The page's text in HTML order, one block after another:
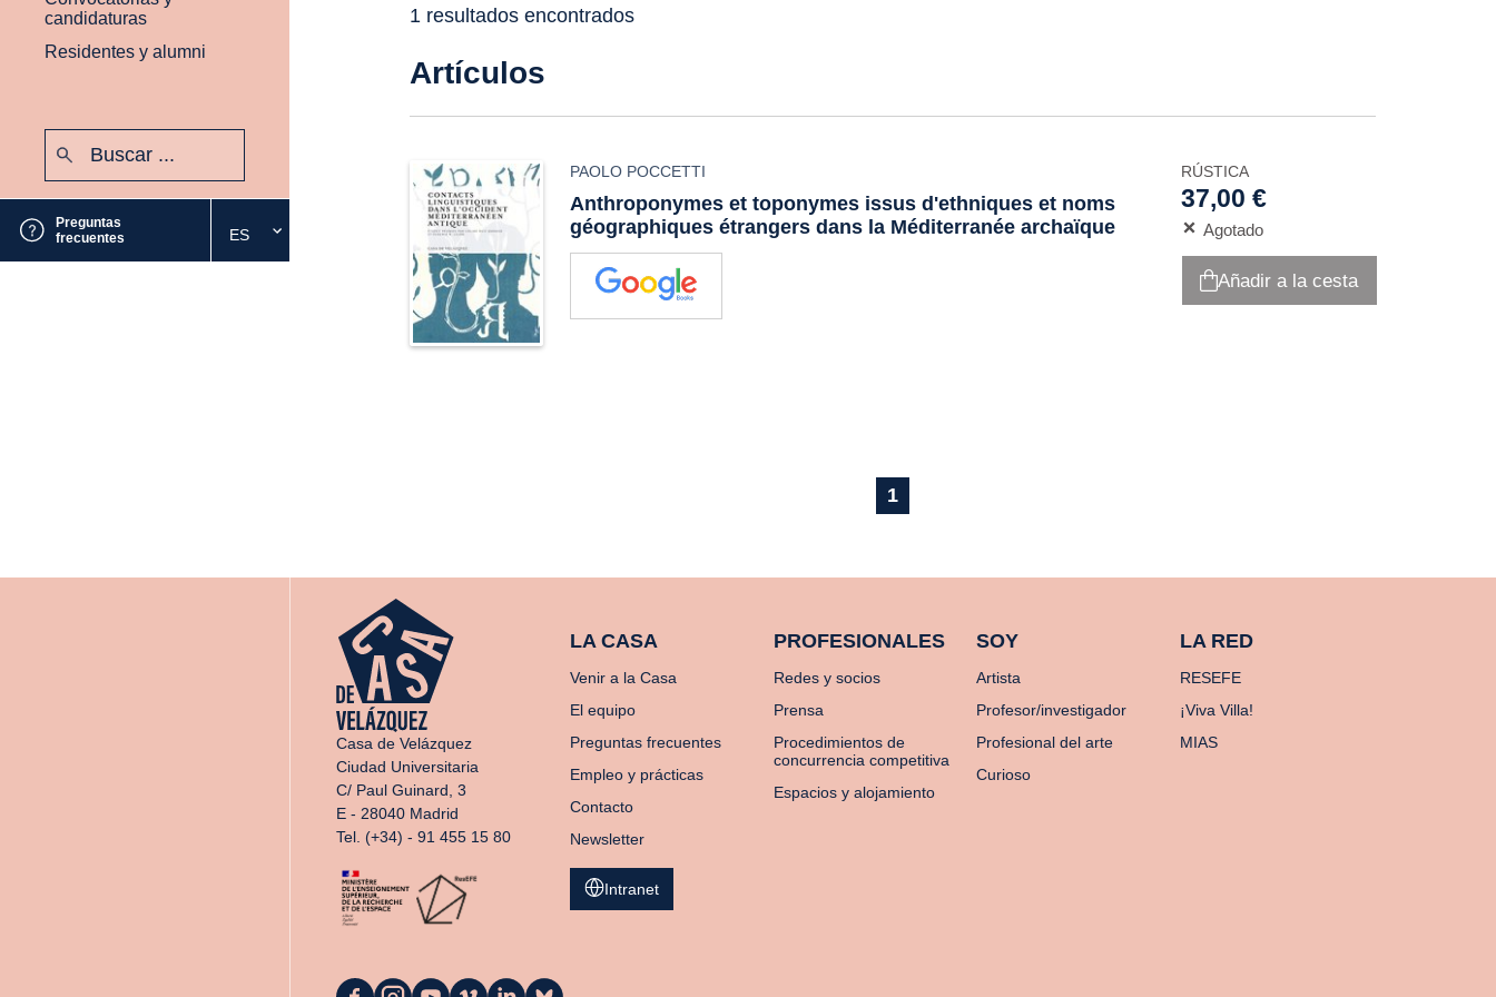
candidaturas
Residentes y alumni
Preguntas
frecuentes
Seleccione
el
ES
1 resultados encontrados
Artículos
PAOLO POCCETTI
Anthroponymes et toponymes issus d'ethniques et noms
géographiques étrangers dans la Méditerranée archaïque
RÚSTICA
37,00 €
Agotado
Añadir a la cesta
1
Casa de Velázquez
Ciudad Universitaria
C/ Paul Guinard, 3
E - 28040 Madrid
Tel. (+34) - 91 455 15 80
LA CASA
Venir a la Casa
El equipo
Preguntas frecuentes
Empleo y prácticas
Contacto
Newsletter
PROFESIONALES
Redes y socios
Prensa
Procedimientos de
concurrencia competitiva
Espacios y alojamiento
SOY
Artista
Profesor/investigador
Profesional del arte
Curioso
LA RED
RESEFE
¡Viva Villa!
MIAS
Intranet